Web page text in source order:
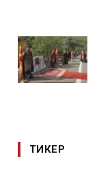
ТИКЕР